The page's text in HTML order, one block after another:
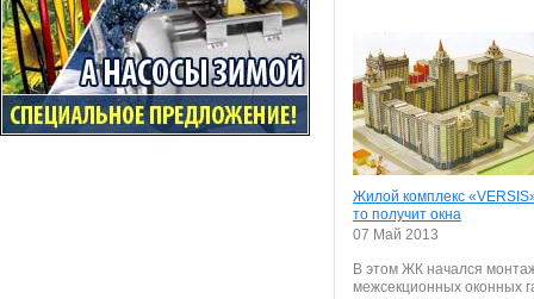
Жилой комплекс
то получит окна
07 Май 2013
В этом ЖК начался
межсекционных оконных